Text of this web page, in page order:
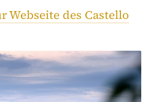
Webseite des Castello